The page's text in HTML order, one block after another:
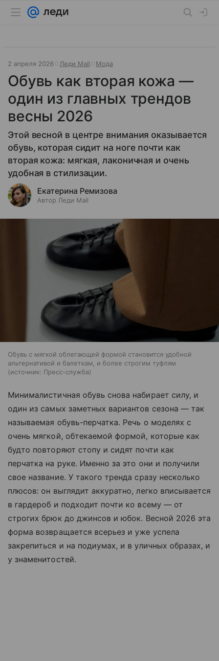
2 апреля 2026 Леди Mail Мода
Обувь как вторая кожа —
один из главных трендов
весны 2026
Этой весной в центре внимания оказывается
обувь, которая сидит на ноге почти как
вторая кожа: мягкая, лаконичная и очень
удобная в стилизации.
Екатерина Ремизова
Автор Леди Mail
Обувь с мягкой облегающей формой становится удобной
альтернативой и балеткам, и более строгим туфлям
источник: Пресс-служба
Минималистичная обувь снова набирает силу, и
один из самых заметных вариантов сезона — так
называемая обувь-перчатка. Речь о моделях с
очень мягкой, обтекаемой формой, которые как
будто повторяют стопу и сидят почти как
перчатка на руке. Именно за это они и получили
свое название. У такого тренда сразу несколько
плюсов: он выглядит аккуратно, легко вписывается
в гардероб и подходит почти ко всему — от
строгих брюк до джинсов и юбок. Весной 2026 эта
форма возвращается всерьез и уже успела
закрепиться и на подиумах, и в уличных образах, и
у знаменитостей.